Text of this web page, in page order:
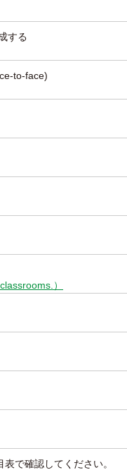
する
to-face)
）
で確認してください。